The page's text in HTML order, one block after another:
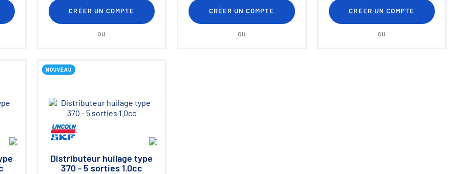
CRÉER UN COMPTE
ou
CRÉER UN COMPTE
ou
CRÉER UN COMPTE
ou
NOUVEAU
Distributeur huilage type
370 - 5 sorties 1.0cc